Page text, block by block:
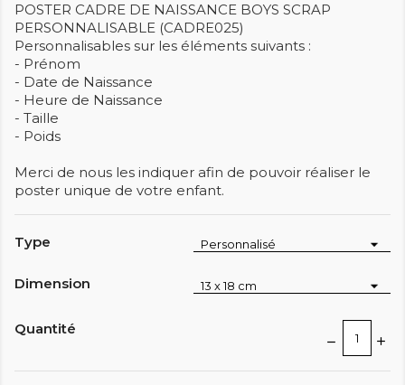
POSTER CADRE DE NAISSANCE BOYS SCRAP
PERSONNALISABLE (CADRE025)
Personnalisables sur les éléments suivants :
- Prénom
- Date de Naissance
- Heure de Naissance
- Taille
- Poids
Merci de nous les indiquer afin de pouvoir réaliser le
poster unique de votre enfant.
Type
Dimension
Quantité